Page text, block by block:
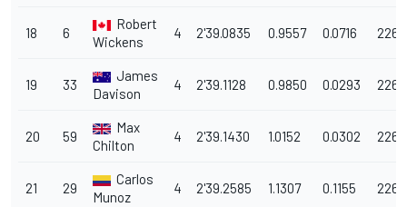
18 6
Robert
Wickens
4 2'39.0835 0.9557 0.0716
19 33
James
Davison
4 2'39.1128 0.9850 0.0293
20 59
Max
Chilton
4 2'39.1430 1.0152 0.0302
21 29
Carlos
Munoz
4 2'39.2585 1.1307 0.1155